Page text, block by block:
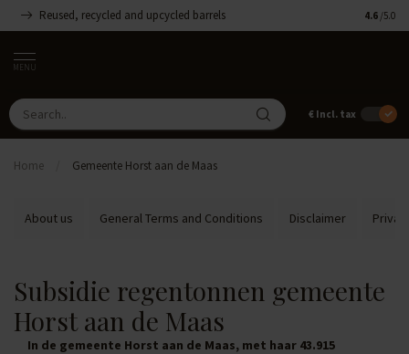
Reused, recycled and upcycled barrels 4.6 /5.0
MENU
€ Incl. tax
Home Gemeente Horst aan de Maas
About us General Terms and Conditions Disclaimer
Subsidie regentonnen gemeente
Horst aan de Maas
In de gemeente Horst aan de Maas, met haar 43.915